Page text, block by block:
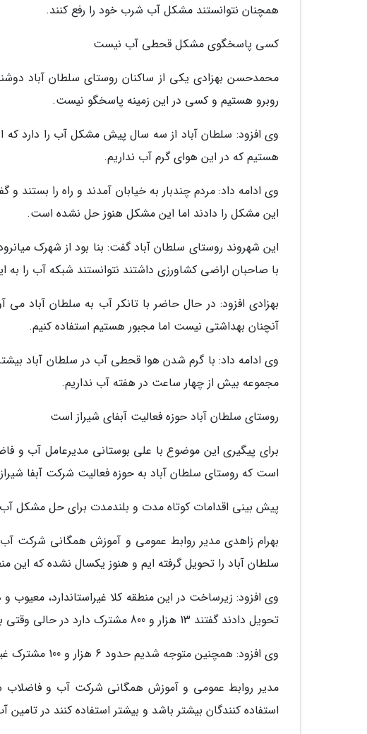
همچنان نتوانستند مشکل آب شرب خود را رفع کنند.
کسی پاسخگوی مشکل قحطی آب نیست
محمدحسن بهزادی یکی از ساکنان روستای سلطان آباد
روبرو هستیم و کسی در این زمینه پاسخگو نیست.
وی افزود: سلطان آباد از سه سال پیش مشکل آب را دارد
هستیم که در این هوای گرم آب نداریم.
وی ادامه داد: مردم چندبار به خیابان آمدند و راه را
این مشکل را دادند اما این مشکل هنوز حل نشده است.
این شهروند روستای سلطان آباد گفت: بنا بود از شهرک
با صاحبان اراضی کشاورزی داشتند نتوانستند شبکه آب را به
بهزادی افزود: در حال حاضر با تانکر آب به سلطان آباد
آنچنان بهداشتی نیست اما مجبور هستیم استفاده کنیم.
مجموعه بیش از چهار ساعت در هفته آب نداریم.
روستای سلطان آباد حوزه فعالیت آبفای شیراز است
برای پیگیری این موضوع با علی بوستانی مدیرعامل آب
است که روستای سلطان آباد به حوزه فعالیت شرکت آبفا
پیش بینی اقدامات کوتاه مدت و بلندمدت برای حل مشکل آب
سلطان آباد را تحویل گرفته ایم و هنوز یکسال نشده که
وی افزود: زیرساخت در این منطقه کلا غیراستاندارد،
تحویل دادند گفتند 13 هزار و 800 مشترک دارد در حالی وقتی بررسی کردیم متوجه شدیم 20 هزار مشترک داریم.
وی افزود: همچنین متوجه شدیم حدود 6 هزار و 100 مشترک غیرمجاز وجود دارد که انشعاب غیرمجاز داشتند.
استفاده کنندگان بیشتر باشد و بیشتر استفاده کنند در